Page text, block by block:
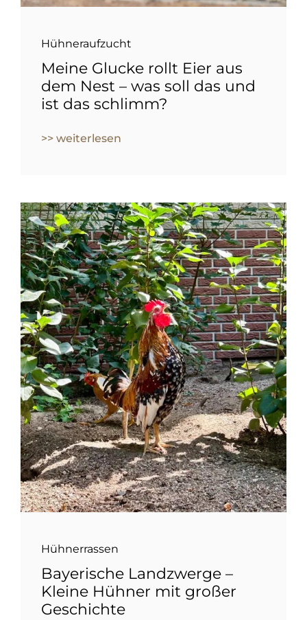
Hühneraufzucht
Meine Glucke rollt Eier aus
dem Nest – was soll das und
ist das schlimm?
>> weiterlesen
Hühnerrassen
Bayerische Landzwerge –
Kleine Hühner mit großer
Geschichte